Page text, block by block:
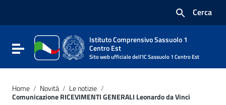
Vai al footer
Cerca
Attiva / disattiva la navigazione
Istituto Comprensivo Sassuolo 1
Centro Est
Sito web ufficiale dell'IC Sassuolo 1 Centro Est
Home / Novità / Le notizie /
Comunicazione RICEVIMENTI GENERALI Leonardo da Vinci